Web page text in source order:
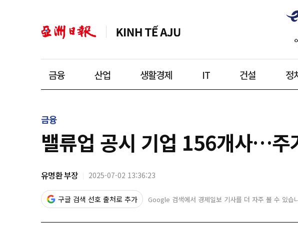
금융 산업 생활경제 IT 건설 정
금융
밸류업 공시 기업 156개사…주
유명환 부장 2025-07-02 13:36:23
구글 검색 선호 출처로 추가 Google 검색에서 경제일보 기사를 더 자주 볼 수 있습